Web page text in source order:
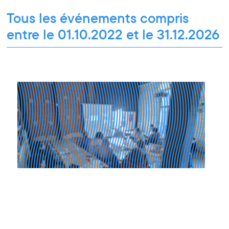
Tous les événements compris
entre le 01.10.2022 et le 31.12.2026